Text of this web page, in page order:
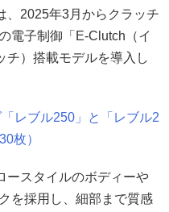
、2025年3月からクラッチ
電子制御「E-Clutch（イ
チ）搭載モデルを導入し
レブル250」と「レブル2
枚）
ースタイルのボディーや
を採用し、細部まで質感